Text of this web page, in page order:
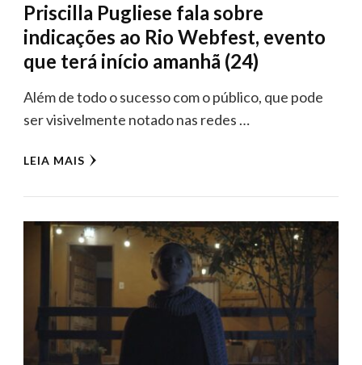
Priscilla Pugliese fala sobre
indicações ao Rio Webfest, evento
que terá início amanhã (24)
Além de todo o sucesso com o público, que pode
ser visivelmente notado nas redes …
LEIA MAIS